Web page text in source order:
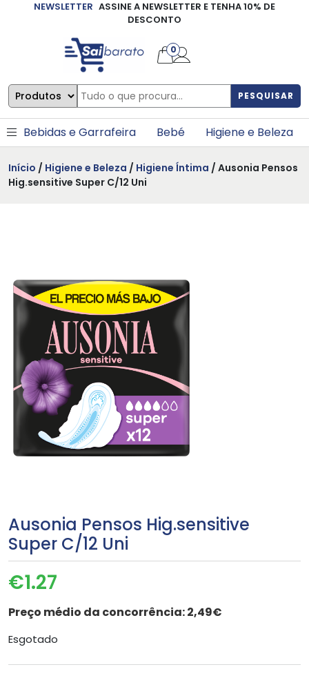
NEWSLETTER ASSINE A NEWSLETTER E TENHA 10% DE
DESCONTO
PESQUISAR
0
Bebidas e Garrafeira Bebé Higiene e Beleza
Início / Higiene e Beleza / Higiene Íntima / Ausonia Pensos
Hig.sensitive Super C/12 Uni
Ausonia Pensos Hig.sensitive
Super C/12 Uni
€1.27
Preço médio da concorrência:2,49€
Esgotado